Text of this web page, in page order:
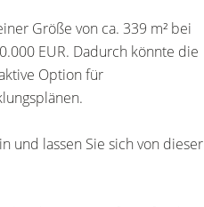
Größe von ca. 339 m² bei
EUR. Dadurch könnte die
Option für
und lassen Sie sich von dieser